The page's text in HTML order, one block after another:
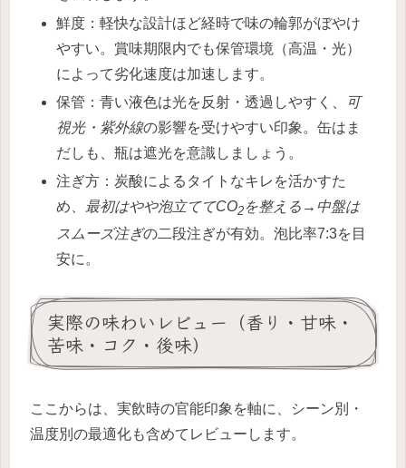
鮮度：軽快な設計ほど経時で味の輪郭がぼやけ
やすい。賞味期限内でも保管環境（高温・光）
によって劣化速度は加速します。
保管：青い液色は光を反射・透過しやすく、
可
視光・紫外線の影響を受けやすい印象。缶はま
だしも、瓶は遮光を意識しましょう。
注ぎ方：炭酸によるタイトなキレを活かすた
め、
最初はやや泡立ててCO2 を整える→中盤は
スムーズ注ぎの二段注ぎが有効。泡比率7:3を目
安に。
実際の味わいレビュー（香り・甘味・
苦味・コク・後味）
ここからは、実飲時の官能印象を軸に、シーン別・
温度別の最適化も含めてレビューします。